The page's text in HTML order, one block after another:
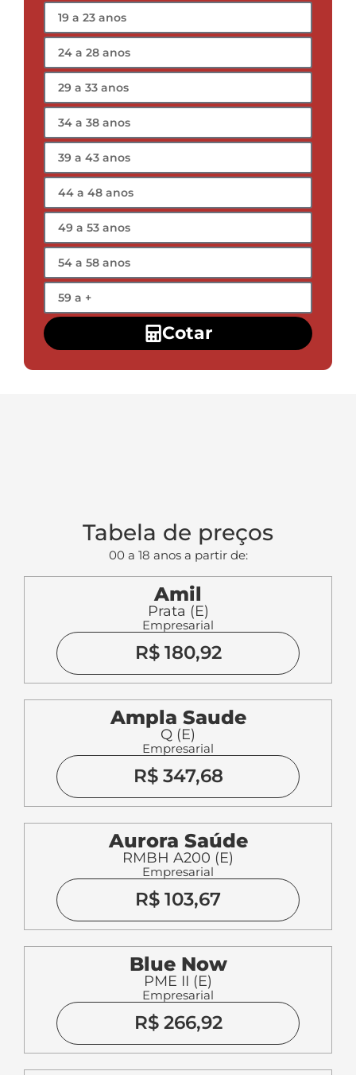
Cotar
Tabela de preços
00 a 18 anos a partir de:
Amil
Prata (E)
Empresarial
R$ 180,92
Ampla Saude
Q (E)
Empresarial
R$ 347,68
Aurora Saúde
RMBH A200 (E)
Empresarial
R$ 103,67
Blue Now
PME II (E)
Empresarial
R$ 266,92